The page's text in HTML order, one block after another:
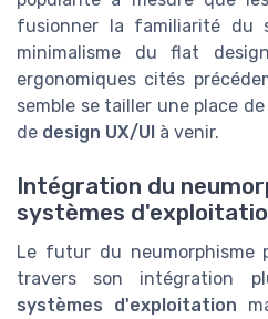
fusionner la familiarité du
minimalisme du flat
ergonomiques cités
semble se tailler une place
de design UX/UI à venir.
Intégration du
systèmes
Le futur du neumorphisme
travers son intégration
systèmes d'exploitation